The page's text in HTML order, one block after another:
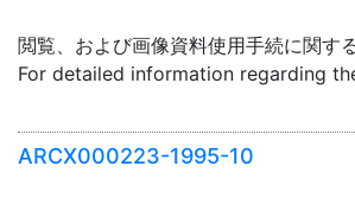
閲覧、および画像資料使用手続に関す
For detailed information regarding
ARCX000223-1995-10